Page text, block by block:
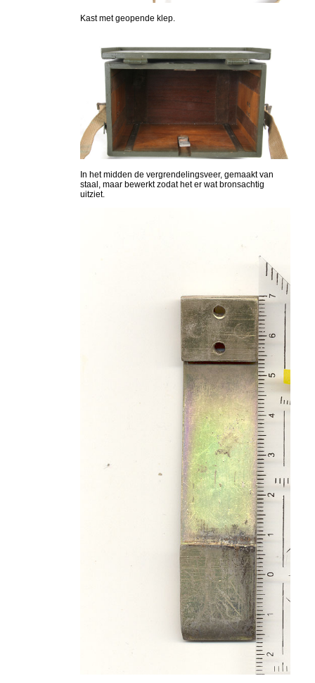
Kast met geopende klep.
In het midden de vergrendelingsveer, gemaakt van
staal, maar bewerkt zodat het er wat bronsachtig
uitziet.